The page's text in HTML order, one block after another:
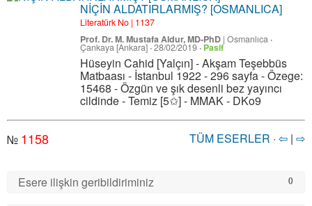
NİÇİN ALDATIRLARMIŞ? [OSMANLICA]
Literatürk No | 1137
Prof. Dr. M. Mustafa Aldur, MD-PhD | Osmanlıca ·
Çankaya [Ankara] ·28/02/2019 · Pasif
Hüseyin Cahid [Yalçın] - Akşam Teşebbüs
Matbaası - İstanbul 1922 - 296 sayfa - Özege:
15468 - Özgün ve şık desenli bez yayıncı
cildinde - Temiz [5✩] - MMAK - DKo9
№ 1158 TÜM ESERLER · ⇦ | ⇨
Esere ilişkin geribildiriminiz 0